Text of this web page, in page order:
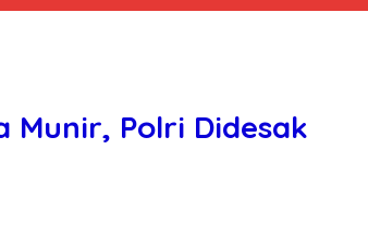
Munir, Polri Didesak